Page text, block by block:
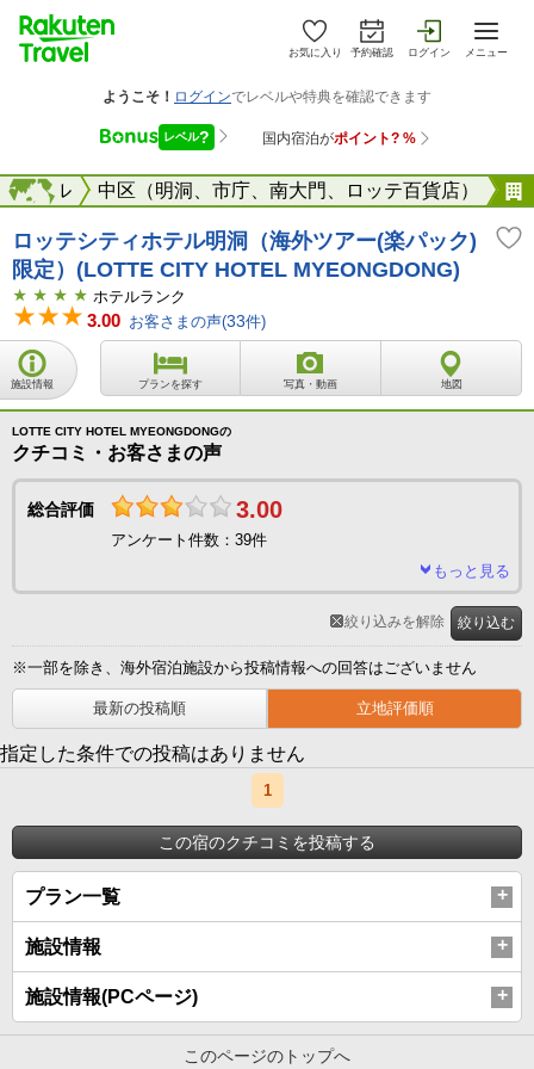
お気に入り 予約確認 ログイン メニュー
ソウル 中区（明洞、市庁、南大門、ロッテ百貨店）
海外
ロッテシティホテル明洞（海外ツアー(楽パック)
限定）(LOTTE CITY HOTEL MYEONGDONG)
ホテルランク
3.00 お客さまの声(33件)
施設情報 プランを探す 写真・動画 地図
LOTTE CITY HOTEL MYEONGDONGの
クチコミ・お客さまの声
総合評価 3.00
アンケート件数：39件
もっと見る
※一部を除き、海外宿泊施設から投稿情報への回答はございません
最新の投稿順 立地評価順
絞り込む
絞り込みを解除
指定した条件での投稿はありません
1
この宿のクチコミを投稿する
プラン一覧
施設情報
施設情報(PCページ)
このページのトップへ